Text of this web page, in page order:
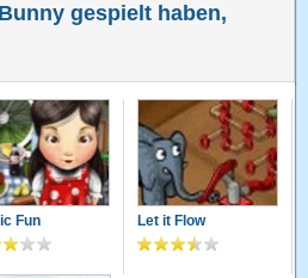
gespielt haben,
Fun Let it Flow